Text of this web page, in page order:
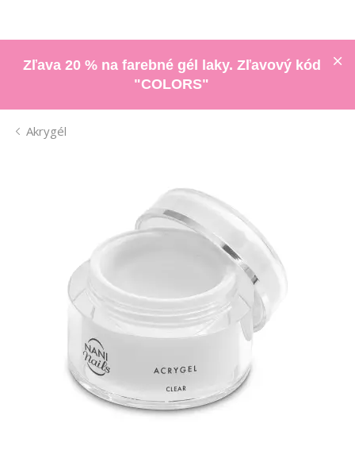
Zľava 20 % na farebné gél laky. Zľavový kód
"COLORS"
Akrygél